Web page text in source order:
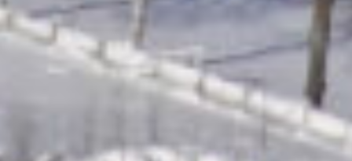
Krebs in der Altersklasse Jugend männlich aufgrund
einer souveränen Laufleistung, obwohl er noch mit
seinem Schießergebnis (4/3) haderte. Bei der Jugend
weiblich sicherte sich Nadja Seidel aufgrund eines
hervorragenden Liegendschießens (1 Fehler) einen
Podestplatz. Dank einer guten Laufleistung konnte sie 4
Fehler im Stehendanschlag ausgleichen und sich über